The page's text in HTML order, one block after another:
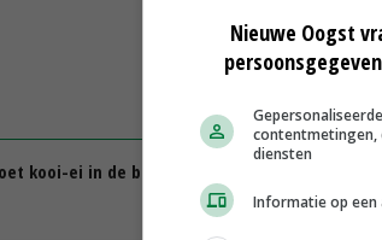
kooi-ei in de ban
Nieuwe Oogst
contentmetingen,
diensten
Informatie op een